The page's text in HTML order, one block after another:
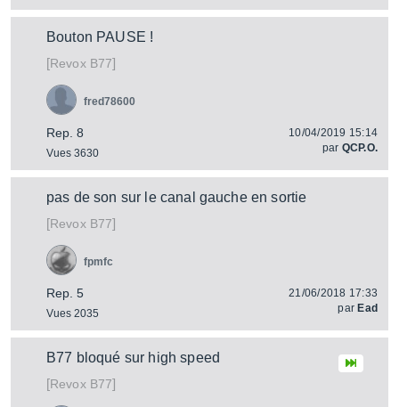
Bouton PAUSE !
[RevoxB77]
Rep. 8
Vues 3630
fred78600
10/04/2019 15:14
par QCP.O.
pas de son sur le canal gauche en sortie
[RevoxB77]
Rep. 5
Vues 2035
fpmfc
21/06/2018 17:33
par Ead
B77 bloqué sur high speed
[RevoxB77]